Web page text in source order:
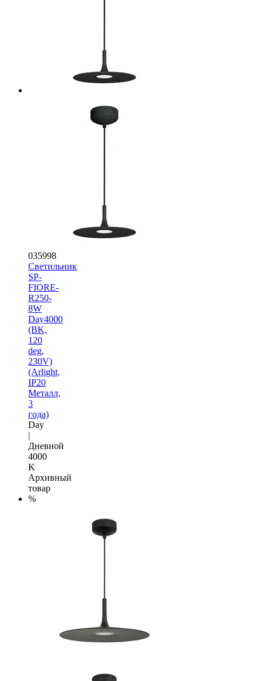
035998
Светильник
SP-
FIORE-
R250-
8W
Day4000
(BK,
120
deg,
230V)
(Arlight,
IP20
Металл,
3
года)
Day
|
Дневной
4000
K
Архивный
товар
%